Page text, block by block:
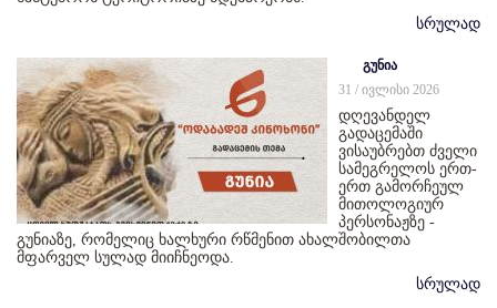
სრულად
გუნია
31 / ივლისი 2026
დღევანდელ
გადაცემაში
ვისაუბრებთ ძველი
სამეგრელოს ერთ-
ერთ გამორჩეულ
მითოლოგიურ
პერსონაჟზე -
გუნიაზე, რომელიც ხალხური რწმენით ახალშობილთა
მფარველ სულად მიიჩნეოდა.
სრულად